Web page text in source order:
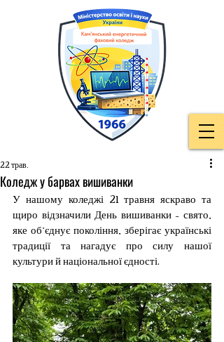
Коледж у барвах вишиванки
22 трав.
У нашому коледжі 21 травня яскраво та
щиро відзначили День вишиванки – свято,
яке об’єднує покоління, зберігає українські
традиції та нагадує про силу нашої
культури й національної єдності.